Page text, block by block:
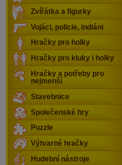
Zvířátka a figurky
Vojáci, policie, indiáni
Hračky pro holky
Hračky pro kluky i holky
Hračky a potřeby pro
nejmenší
Stavebnice
Společenské hry
Puzzle
Výtvarné hračky
Hudební nástroje